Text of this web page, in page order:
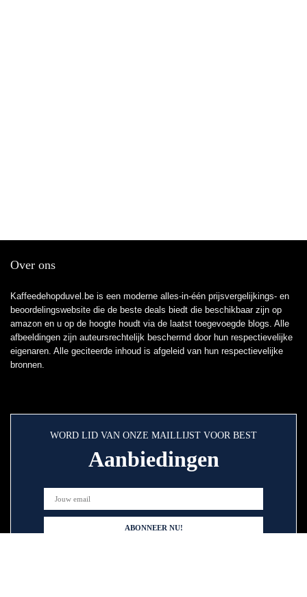
Over ons
Kaffeedehopduvel.be is een moderne alles-in-één prijsvergelijkings- en
beoordelingswebsite die de beste deals biedt die beschikbaar zijn op
amazon en u op de hoogte houdt via de laatst toegevoegde blogs. Alle
afbeeldingen zijn auteursrechtelijk beschermd door hun respectievelijke
eigenaren. Alle geciteerde inhoud is afgeleid van hun respectievelijke
bronnen.
WORD LID VAN ONZE MAILLIJST VOOR BEST
Aanbiedingen